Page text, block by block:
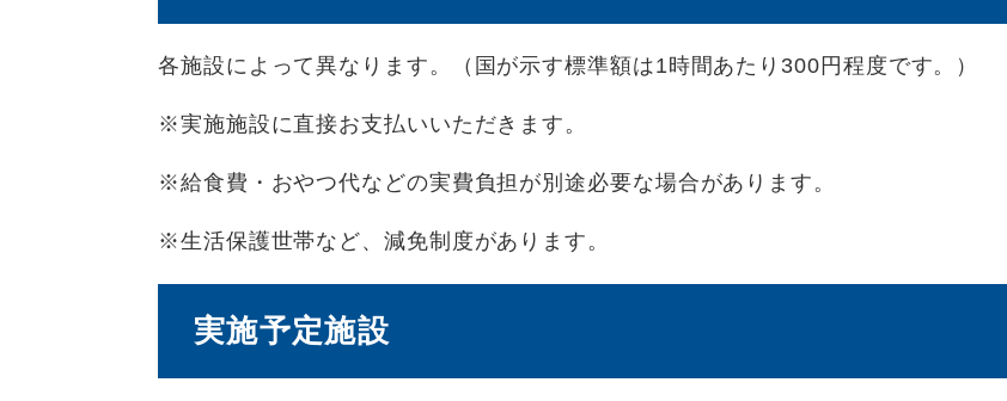
各施設によって異なります。（国が示す標準額は1時間あたり300円程度です。）
※実施施設に直接お支払いいただきます。
※給食費・おやつ代などの実費負担が別途必要な場合があります。
※生活保護世帯など、減免制度があります。
実施予定施設